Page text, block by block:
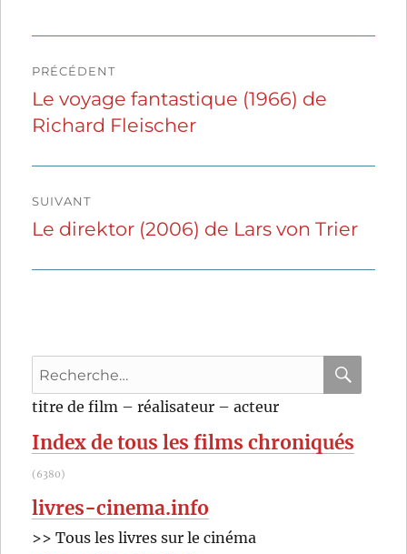
de
l’article
PRÉCÉDENT
Publication
précédente :
Le voyage fantastique (1966) de
Richard Fleischer
SUIVANT
Publication
Le direktor (2006) de Lars von Trier
Recherche
pour
titre de film – réalisateur – acteur
Index de tous les films chroniqués
(6380)
livres-cinema.info
>> Tous les livres sur le cinéma